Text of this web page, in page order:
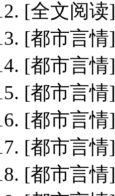
[全文阅读]
[都市言情]
[都市言情]
[都市言情]
[都市言情]
[都市言情]
[都市言情]